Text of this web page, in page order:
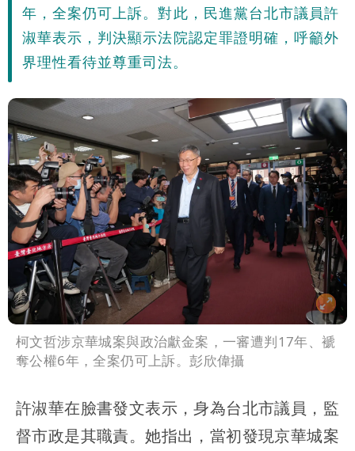
年，全案仍可上訴。對此，民進黨台北市議員許
淑華表示，判決顯示法院認定罪證明確，呼籲外
界理性看待並尊重司法。
柯文哲涉京華城案與政治獻金案，一審遭判17年、褫
奪公權6年，全案仍可上訴。彭欣偉攝
許淑華在臉書發文表示，身為台北市議員，監
督市政是其職責。她指出，當初發現京華城案